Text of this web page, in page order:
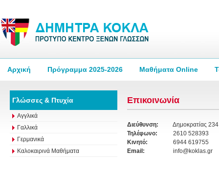
Αρχική Πρόγραμμα 2025-2026 Μαθήματα Online
Γλώσσες & Πτυχία
Αγγλικά
Γαλλικά
Γερμανικά
Καλοκαιρινά Μαθήματα
Επικοινωνία
Διεύθυνση:
Δημοκρατίας
Τηλέφωνο:
2610 528393
Κινητό:
6944 619755
Email:
info@koklas.gr